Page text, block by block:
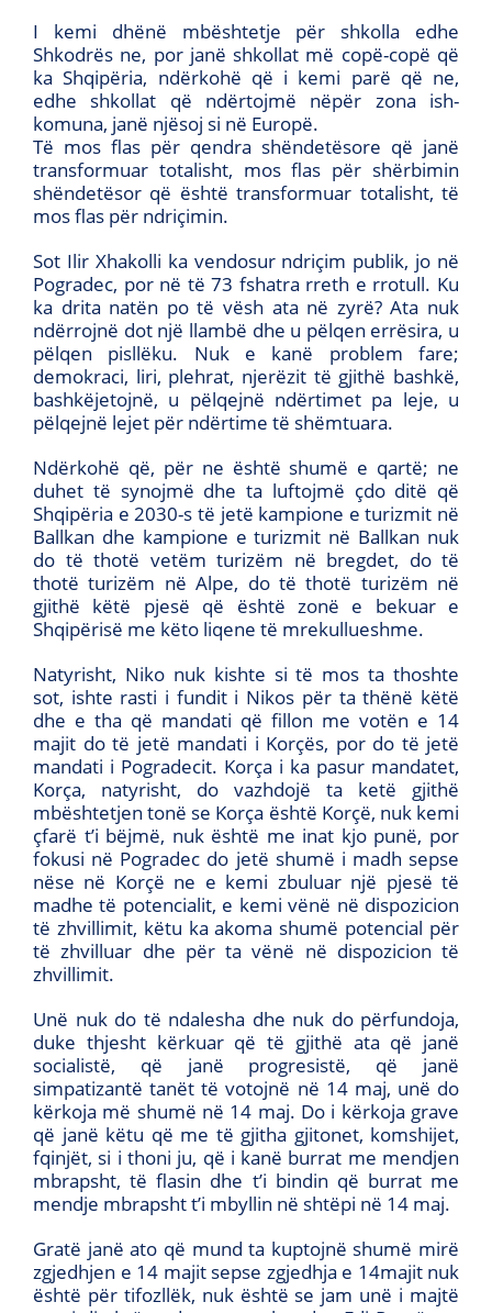
I kemi dhënë mbështetje për shkolla edhe
Shkodrës ne, por janë shkollat më copë-copë që
ka Shqipëria, ndërkohë që i kemi parë që ne,
edhe shkollat që ndërtojmë nëpër zona ish-
komuna, janë njësoj si në Europë.
Të mos flas për qendra shëndetësore që janë
transformuar totalisht, mos flas për shërbimin
shëndetësor që është transformuar totalisht, të
mos flas për ndriçimin.
Sot Ilir Xhakolli ka vendosur ndriçim publik, jo në
Pogradec, por në të 73 fshatra rreth e rrotull. Ku
ka drita natën po të vësh ata në zyrë? Ata nuk
ndërrojnë dot një llambë dhe u pëlqen errësira, u
pëlqen pisllëku. Nuk e kanë problem fare;
demokraci, liri, plehrat, njerëzit të gjithë bashkë,
bashkëjetojnë, u pëlqejnë ndërtimet pa leje, u
pëlqejnë lejet për ndërtime të shëmtuara.
Ndërkohë që, për ne është shumë e qartë; ne
duhet të synojmë dhe ta luftojmë çdo ditë që
Shqipëria e 2030-s të jetë kampione e turizmit në
Ballkan dhe kampione e turizmit në Ballkan nuk
do të thotë vetëm turizëm në bregdet, do të
thotë turizëm në Alpe, do të thotë turizëm në
gjithë këtë pjesë që është zonë e bekuar e
Shqipërisë me këto liqene të mrekullueshme.
Natyrisht, Niko nuk kishte si të mos ta thoshte
sot, ishte rasti i fundit i Nikos për ta thënë këtë
dhe e tha që mandati që fillon me votën e 14
majit do të jetë mandati i Korçës, por do të jetë
mandati i Pogradecit. Korça i ka pasur mandatet,
Korça, natyrisht, do vazhdojë ta ketë gjithë
mbështetjen tonë se Korça është Korçë, nuk kemi
çfarë t’i bëjmë, nuk është me inat kjo punë, por
fokusi në Pogradec do jetë shumë i madh sepse
nëse në Korçë ne e kemi zbuluar një pjesë të
madhe të potencialit, e kemi vënë në dispozicion
të zhvillimit, këtu ka akoma shumë potencial për
të zhvilluar dhe për ta vënë në dispozicion të
zhvillimit.
Unë nuk do të ndalesha dhe nuk do përfundoja,
duke thjesht kërkuar që të gjithë ata që janë
socialistë, që janë progresistë, që janë
simpatizantë tanët të votojnë në 14 maj, unë do
kërkoja më shumë në 14 maj. Do i kërkoja grave
që janë këtu që me të gjitha gjitonet, komshijet,
fqinjët, si i thoni ju, që i kanë burrat me mendjen
mbrapsht, të flasin dhe t’i bindin që burrat me
mendje mbrapsht t’i mbyllin në shtëpi në 14 maj.
Gratë janë ato që mund ta kuptojnë shumë mirë
zgjedhjen e 14 majit sepse zgjedhja e 14majit nuk
është për tifozllëk, nuk është se jam unë i majtë